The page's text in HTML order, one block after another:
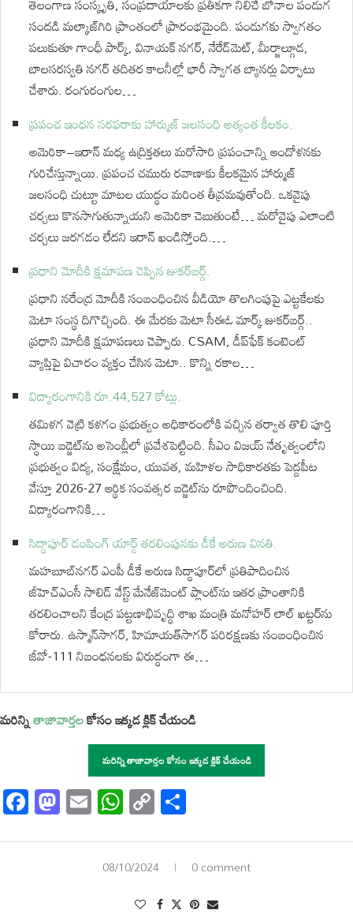
సందడి మల్కాజ్‌గిరి ప్రాంతంలో ప్రారంభమైంది. పండుగకు స్వాగతం
పలుకుతూ గాంధీ పార్క్, వినాయక్ నగర్, నేరేడ్‌మెట్, మీర్జాల్గూడ,
బాలసరస్వతి నగర్ తదితర కాలనీల్లో భారీ స్వాగత బ్యానర్లు ఏర్పాటు
చేశారు. రంగురంగుల…
ప్రపంచ ఇంధన సరఫరాకు హార్ముజ్ జలసంధి అత్యంత కీలకం.
అమెరికా–ఇరాన్ మధ్య ఉద్రిక్తతలు మరోసారి ప్రపంచాన్ని ఆందోళనకు
గురిచేస్తున్నాయి. ప్రపంచ చమురు రవాణాకు కీలకమైన హార్ముజ్
జలసంధి చుట్టూ మాటల యుద్ధం మరింత తీవ్రమవుతోంది. ఒకవైపు
చర్చలు కొనసాగుతున్నాయని అమెరికా చెబుతుంటే… మరోవైపు ఎలాంటి
చర్చలు జరగడం లేదని ఇరాన్ ఖండిస్తోంది.…
ప్రధాని మోదీకి క్షమాపణ చెప్పిన జుకర్⁬బర్గ్.
ప్రధాని నరేంద్ర మోదీకి సంబంధించిన వీడియో తొలగింపుపై ఎట్టకేలకు
మెటా సంస్థ దిగొచ్చింది. ఈ మేరకు మెటా సీఈఓ మార్క్ జుకర్‌బర్గ్..
ప్రధాని మోదీకి క్షమాపణలు చెప్పారు. CSAM, డీప్‌ఫేక్‌ కంటెంట్‌
వ్యాప్తిపై విచారం వ్యక్తం చేసిన మెటా.. కొన్ని రకాల…
విద్యారంగానికి రూ.44,527 కోట్లు.
తమిళగ వెట్రి కళగం ప్రభుత్వం అధికారంలోకి వచ్చిన తర్వాత తొలి పూర్తి
స్థాయి బడ్జెట్‌ను అసెంబ్లీలో ప్రవేశపెట్టింది. సీఎం విజయ్ నేతృత్వంలోని
ప్రభుత్వం విద్య, సంక్షేమం, యువత, మహిళల సాధికారతకు పెద్దపీట
వేస్తూ 2026-27 ఆర్థిక సంవత్సర బడ్జెట్‌ను రూపొందించింది.
విద్యారంగానికి…
సిద్ధాపూర్ డంపింగ్ యార్డ్ తరలింపునకు డీకే అరుణ వినతి.
మహబూబ్‌నగర్ ఎంపీ డీకే అరుణ సిద్ధాపూర్‌లో ప్రతిపాదించిన
జీహెచ్‌ఎంసీ సాలిడ్ వేస్ట్ మేనేజ్‌మెంట్ ప్లాంట్‌ను ఇతర ప్రాంతానికి
తరలించాలని కేంద్ర పట్టణాభివృద్ధి శాఖ మంత్రి మనోహర్ లాల్ ఖట్టర్‌ను
కోరారు. ఉస్మాన్‌సాగర్, హిమాయత్‌సాగర్ పరిరక్షణకు సంబంధించిన
జీవో-111 నిబంధనలకు విరుద్ధంగా ఈ…
మరిన్నితాజావార్తలకోసం ఇక్కడ క్లిక్ చేయండి
మరిన్ని తాజావార్తల కోసం ఇక్కడ క్లిక్ చేయండి
Facebook
Mastodon
EmailWhatsApp
Copy
Link
08/10/2024 0 comment